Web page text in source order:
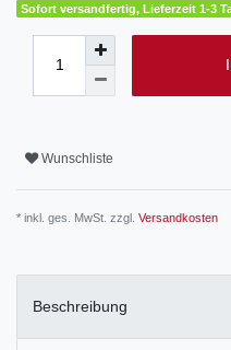
Sofort versandfertig, Lieferzeit 1-3
Wunschliste
* inkl. ges. MwSt. zzgl. Versandkosten
Beschreibung